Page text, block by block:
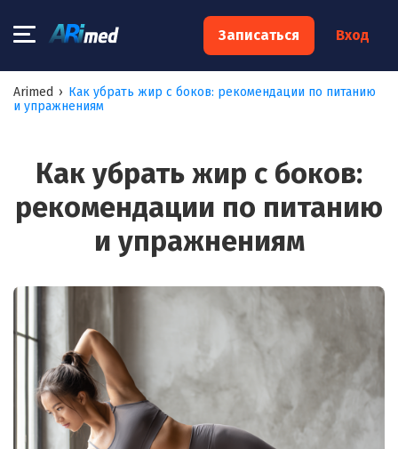
Записаться Вход
Arimed › Как убрать жир с боков: рекомендации по питанию
и упражнениям
Как убрать жир с боков:
рекомендации по питанию
и упражнениям
×
Запишитесь на консультацию к
Ваш телефон:*
Я согласен на обработку моих персональных данных